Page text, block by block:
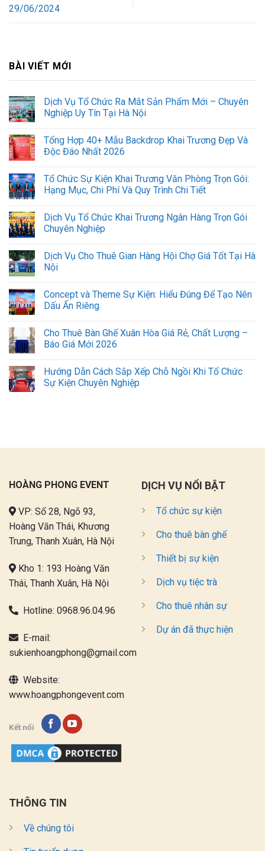
29/06/2024
BÀI VIẾT MỚI
Dịch Vụ Tổ Chức Ra Mắt Sản Phẩm Mới – Chuyên
Nghiệp Uy Tín Tại Hà Nội
Tổng Hợp 40+ Mẫu Backdrop Khai Trương Đẹp Và
Độc Đáo Nhất 2026
Tổ Chức Sự Kiện Khai Trương Văn Phòng Trọn Gói:
Hạng Mục, Chi Phí Và Quy Trình Chi Tiết
Dịch Vụ Tổ Chức Khai Trương Ngân Hàng Trọn Gói
Chuyên Nghiệp
Dịch Vụ Cho Thuê Gian Hàng Hội Chợ Giá Tốt Tại Hà
Nội
Concept và Theme Sự Kiện: Hiểu Đúng Để Tạo Nên
Dấu Ấn Riêng
Cho Thuê Bàn Ghế Xuân Hòa Giá Rẻ, Chất Lượng –
Báo Giá Mới 2026
Hướng Dẫn Cách Sắp Xếp Chỗ Ngồi Khi Tổ Chức
Sự Kiện Chuyên Nghiệp
HOÀNG PHONG EVENT
VP: Số 28, Ngõ 93,
Hoàng Văn Thái, Khương
Trung, Thanh Xuân, Hà Nội
Kho 1: 193 Hoàng Văn
Thái, Thanh Xuân, Hà Nội
Hotline: 0968.96.04.96
E-mail:
sukienhoangphong@gmail.com
Website:
www.hoangphongevent.com
Kết nối
DỊCH VỤ NỔI BẬT
Tổ chức sự kiện
Cho thuê bàn ghế
Thiết bị sự kiện
Dịch vụ tiệc trà
Cho thuê nhân sự
Dự án đã thực hiện
THÔNG TIN
Về chúng tôi